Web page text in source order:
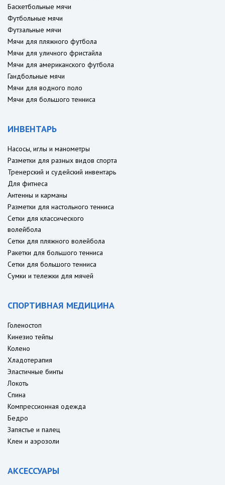
Баскетбольные мячи
Футбольные мячи
Футзальные мячи
Мячи для пляжного футбола
Мячи для уличного фристайла
Мячи для американского футбола
Гандбольные мячи
Мячи для водного поло
Мячи для большого тенниса
ИНВЕНТАРЬ
Насосы, иглы и манометры
Разметки для разных видов спорта
Тренерский и судейский инвентарь
Для фитнеса
Антенны и карманы
Разметки для настольного тенниса
Сетки для классического
волейбола
Сетки для пляжного волейбола
Ракетки для большого тенниса
Сетки для большого тенниса
Сумки и тележки для мячей
СПОРТИВНАЯ МЕДИЦИНА
Голеностоп
Кинезио тейпы
Колено
Хладотерапия
Эластичные бинты
Локоть
Спина
Компрессионная одежда
Бедро
Запястье и палец
Клеи и аэрозоли
АКСЕССУАРЫ